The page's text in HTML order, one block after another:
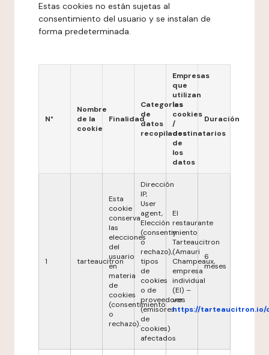
Estas cookies no están sujetas al
consentimiento del usuario y se instalan de
forma predeterminada.
N°
Nombre
de la
cookie
Finalidad
Categorías
de
datos
recopilados
Empresas
que
utilizan
las
cookies
/
destinatarios
de
los
datos
Duración
1 tarteaucitron
Esta
cookie
conserva
las
elecciones
del
usuario
en
materia
de
cookies
(consentimiento
o
rechazo).
Dirección
IP,
User
agent,
Elección
(consentimiento
o
rechazo),
tipos
de
cookies
o de
proveedores
(emisores
de
cookies)
afectados
El
restaurante
y
Tarteaucitron
(Amauri
Champeaux,
empresa
individual
(EI) –
ver
https://tarteaucitron.io/
6
meses